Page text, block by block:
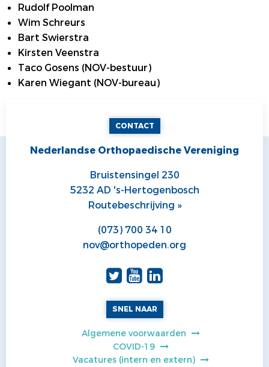
Rudolf Poolman
Wim Schreurs
Bart Swierstra
Kirsten Veenstra
Taco Gosens (NOV-bestuur)
Karen Wiegant (NOV-bureau)
CONTACT
Nederlandse Orthopaedische Vereniging
Bruistensingel 230
5232 AD 's-Hertogenbosch
Routebeschrijving »
(073) 700 34 10
nov@orthopeden.org
SNEL NAAR
Algemene voorwaarden
COVID-19
Vacatures (intern en extern)